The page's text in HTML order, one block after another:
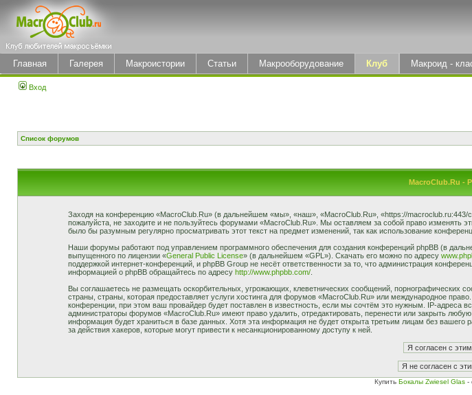
Главная Галерея Макроистории Статьи Макрооборудование Клуб Макроид -
Вход
Список форумов
MacroClub.Ru -
Заходя на конференцию «MacroClub.Ru» (в дальнейшем «мы», «наш», «MacroClub.Ru», «https://
пожалуйста, не заходите и не пользуйтесь форумами «MacroClub.Ru». Мы оставляем за собой право
было бы разумным регулярно просматривать этот текст на предмет изменений, так как использование
Наши форумы работают под управлением программного обеспечения для создания конференций phpBB (в
выпущенного по лицензии «General Public License» (в дальнейшем «GPL»). Скачать его можно по адресу
поддержкой интернет-конференций, и phpBB Group не несёт ответственности за то, что администрация
информацией о phpBB обращайтесь по адресу http://www.phpbb.com/.
Вы соглашаетесь не размещать оскорбительных, угрожающих, клеветнических сообщений, порнографических
страны, страны, которая предоставляет услуги хостинга для форумов «MacroClub.Ru» или международное
конференции, при этом ваш провайдер будет поставлен в известность, если мы сочтём это нужным. IP-адреса
администраторы форумов «MacroClub.Ru» имеют право удалить, отредактировать, перенести или закрыть
информация будет храниться в базе данных. Хотя эта информация не будет открыта третьим лицам без
за действия хакеров, которые могут привести к несанкционированному доступу к ней.
Купить Бокалы Zwiesel Glas -